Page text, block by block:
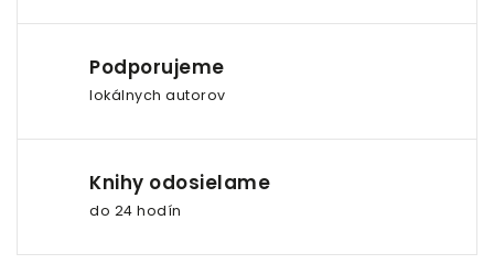
Podporujeme
lokálnych autorov
Knihy odosielame
do 24 hodín